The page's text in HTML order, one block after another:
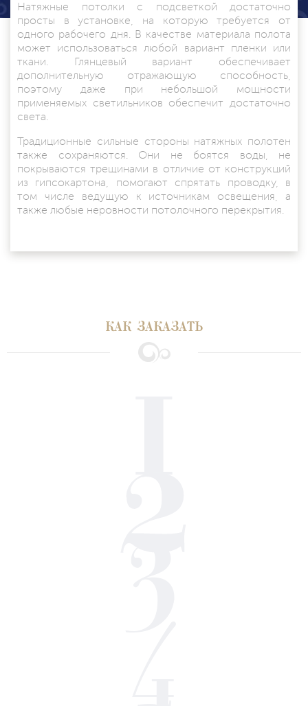
Натяжные потолки с подсветкой достаточно
просты в установке, на которую требуется от
одного рабочего дня. В качестве материала полота
может использоваться любой вариант пленки или
ткани. Глянцевый вариант обеспечивает
дополнительную отражающую способность,
поэтому даже при небольшой мощности
применяемых светильников обеспечит достаточно
света.
Традиционные сильные стороны натяжных полотен
также сохраняются. Они не боятся воды, не
покрываются трещинами в отличие от конструкций
из гипсокартона, помогают спрятать проводку, в
том числе ведущую к источникам освещения, а
также любые неровности потолочного перекрытия.
КАК ЗАКАЗАТЬ